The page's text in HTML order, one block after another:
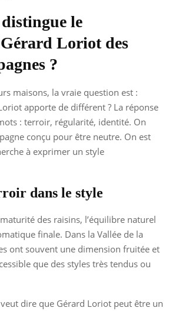
le
Loriot des
?
maisons, la vraie question est :
apporte de différent ? La réponse
: terroir, régularité, identité. On
conçu pour être neutre. On est
à exprimer un style
dans le style
des raisins, l’équilibre naturel
finale. Dans la Vallée de la
ont souvent une dimension fruitée et
que des styles très tendus ou
dire que Gérard Loriot peut être un